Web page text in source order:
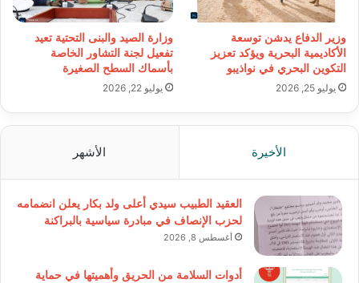
وزير الدفاع يدشن توسعة
الأكاديمية البحرية ويؤكد تعزيز
التكوين البحري في نواذيبو
يوليو 25, 2026
وزارة الصيد والبنى التحتية تعيد
تفعيل لجنة التشاور الخاصة
بأسماك السطح الصغيرة
يوليو 22, 2026
الأخيرة الأشهر
العقيد الطبيب سيدي أعلى ولد بكار يعلن انضمامه
لحزب الإنصاف في مبادرة سياسية بالبراكنة
أغسطس 8, 2026
أدوات السلامة من الحريق وأهميتها في حماية